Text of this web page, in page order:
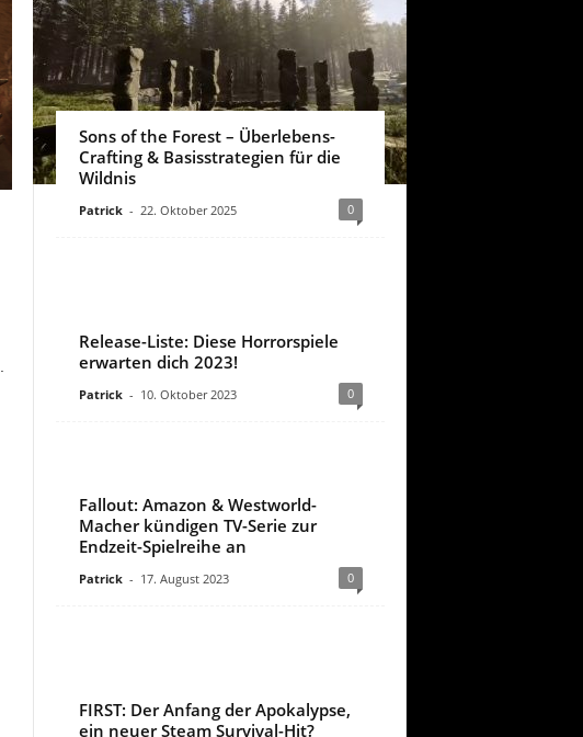
Sons of the Forest – Überlebens-
Crafting & Basisstrategien für die
Wildnis
Patrick - 22. Oktober 2025 0
Release-Liste: Diese Horrorspiele
erwarten dich 2023!
Patrick - 10. Oktober 2023 0
Fallout: Amazon & Westworld-
Macher kündigen TV-Serie zur
Endzeit-Spielreihe an
Patrick - 17. August 2023 0
FIRST: Der Anfang der Apokalypse,
ein neuer Steam Survival-Hit?